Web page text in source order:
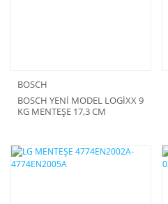
BOSCH
BOSCH YENİ MODEL LOGİXX 9
KG MENTEŞE 17,3 CM